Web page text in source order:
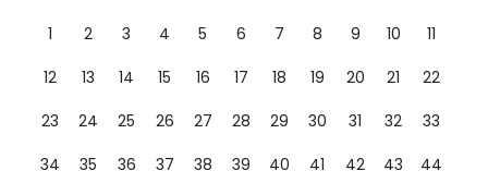
1 2 3 4 5 6 7 8 9 10
11
12
13 14 15 16 17 18 19 20 21
22
23
24 25 26 27 28 29 30 31 32
33
34
35 36 37 38 39 40 41 42 43
44